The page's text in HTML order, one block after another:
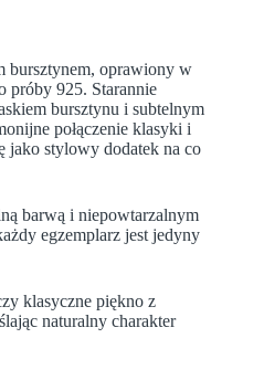
bursztynem, oprawiony w
próby 925. Starannie
bursztynu i subtelnym
połączenie klasyki i
jako stylowy dodatek na co
barwą i niepowtarzalnym
egzemplarz jest jedyny
klasyczne piękno z
naturalny charakter